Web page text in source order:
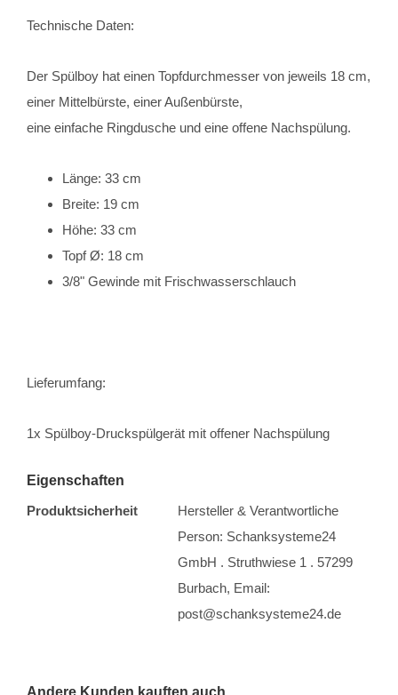
Technische Daten:
Der Spülboy hat einen Topfdurchmesser von jeweils 18 cm,
einer Mittelbürste, einer Außenbürste,
eine einfache Ringdusche und eine offene Nachspülung.
Länge: 33 cm
Breite: 19 cm
Höhe: 33 cm
Topf Ø: 18 cm
3/8" Gewinde mit Frischwasserschlauch
Lieferumfang:
1x Spülboy-Druckspülgerät mit offener Nachspülung
Eigenschaften
Produktsicherheit
Hersteller & Verantwortliche
Person: Schanksysteme24
GmbH . Struthwiese 1 . 57299
Burbach, Email:
post@schanksysteme24.de
Andere Kunden kauften auch